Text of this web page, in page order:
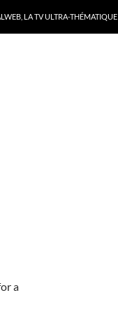
LA TV ULTRA-THÉMATIQUE
a